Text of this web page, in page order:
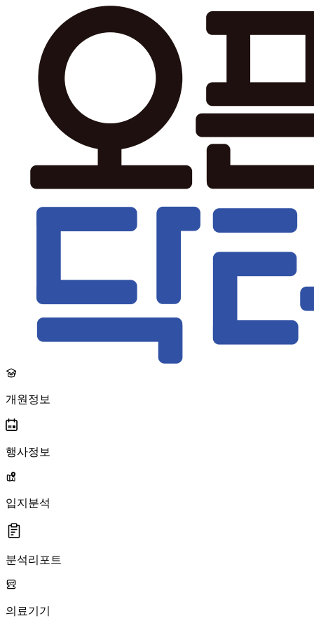
개원정보
행사정보
입지분석
분석리포트
의료기기